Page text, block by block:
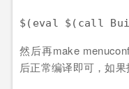
然后再make
后正常编译即可，如